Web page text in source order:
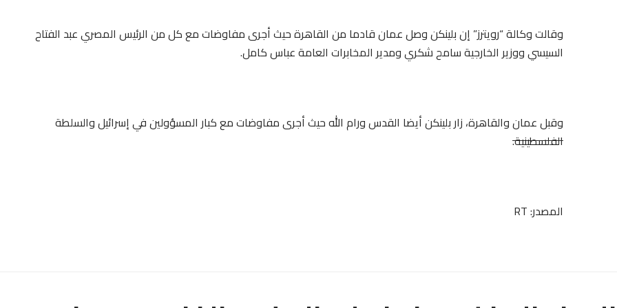
وقالت وكالة “رويترز” إن بلينكن وصل عمان قادما من القاهرة حيث أجرى مفاوضات مع كل من الرئيس المصري عبد الفتاح
السيسي ووزير الخارجية سامح شكري ومدير المخابرات العامة عباس كامل.
وقبل عمان والقاهرة، زار بلينكن أيضا القدس ورام الله حيث أجرى مفاوضات مع كبار المسؤولين في إسرائيل والسلطة
الفلسطينية.
المصدر: RT